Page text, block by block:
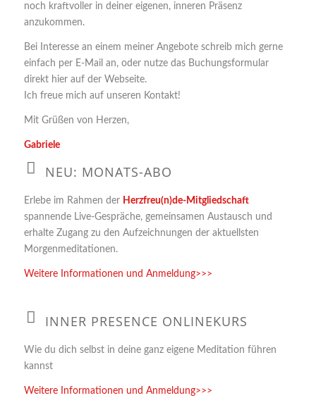
noch kraftvoller in deiner eigenen, inneren Präsenz
anzukommen.
Bei Interesse an einem meiner Angebote schreib mich gerne
einfach per E-Mail an, oder nutze das Buchungsformular
direkt hier auf der Webseite.
Ich freue mich auf unseren Kontakt!
Mit Grüßen von Herzen,
Gabriele
NEU: MONATS-ABO
Erlebe im Rahmen der Herzfreu(n)de-Mitgliedschaft
spannende Live-Gespräche, gemeinsamen Austausch und
erhalte Zugang zu den Aufzeichnungen der aktuellsten
Morgenmeditationen.
Weitere Informationen und Anmeldung>>>
INNER PRESENCE ONLINEKURS
Wie du dich selbst in deine ganz eigene Meditation führen
kannst
Weitere Informationen und Anmeldung>>>